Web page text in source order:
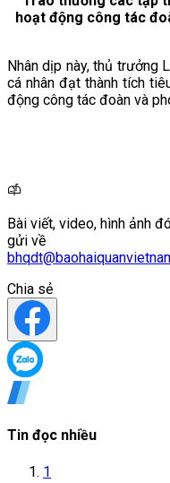
hoạt động công tác
Nhân dịp này, thủ trưởng
cá nhân đạt thành tích
động công tác đoàn và
Bài viết, video, hình ảnh
gửi về
Chia sẻ
Tin đọc nhiều
1